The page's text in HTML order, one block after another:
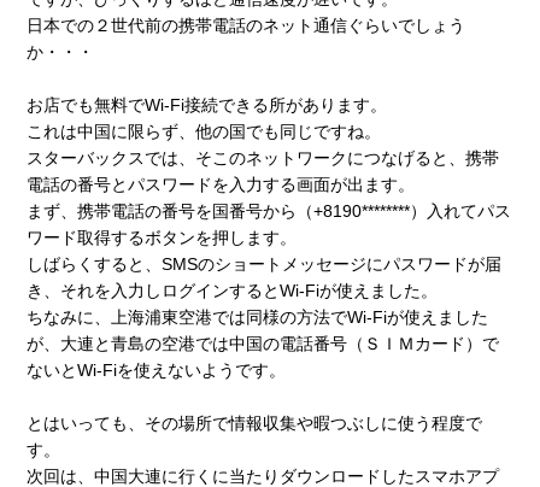
日本での２世代前の携帯電話のネット通信ぐらいでしょう
か・・・
お店でも無料でWi-Fi接続できる所があります。
これは中国に限らず、他の国でも同じですね。
スターバックスでは、そこのネットワークにつなげると、携帯
電話の番号とパスワードを入力する画面が出ます。
まず、携帯電話の番号を国番号から（+8190********）入れてパス
ワード取得するボタンを押します。
しばらくすると、SMSのショートメッセージにパスワードが届
き、それを入力しログインするとWi-Fiが使えました。
ちなみに、上海浦東空港では同様の方法でWi-Fiが使えました
が、大連と青島の空港では中国の電話番号（ＳＩＭカード）で
ないとWi-Fiを使えないようです。
とはいっても、その場所で情報収集や暇つぶしに使う程度で
す。
次回は、中国大連に行くに当たりダウンロードしたスマホアプ